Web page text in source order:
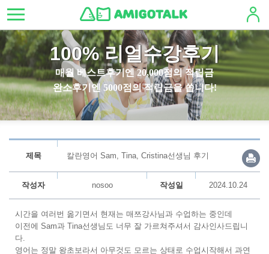
100% 리얼수강후기
매월 베스트후기엔 20,000점의 적립금
완소후기엔 5000점의 적립금을 쏩니다!
제목 칼란영어 Sam, Tina, Cristina선생님 후기
작성자 nosoo 작성일 2024.10.24
시간을 여러번 옮기면서 현재는 매쯔강사님과 수업하는 중인데
이전에 Sam과 Tina선생님도 너무 잘 가르쳐주셔서 감사인사드립니
다.
영어는 정말 왕초보라서 아무것도 모르는 상태로 수업시작해서 과연